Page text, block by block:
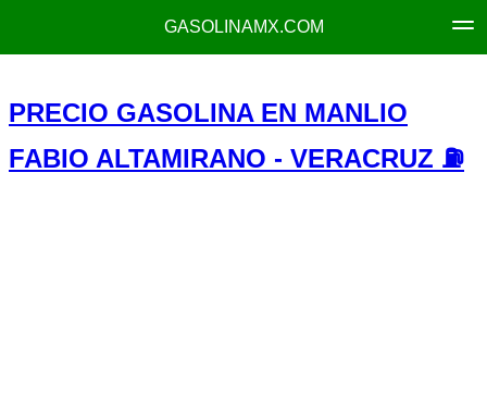
GASOLINAMX.COM
PRECIO GASOLINA EN MANLIO
FABIO ALTAMIRANO - VERACRUZ ⛽